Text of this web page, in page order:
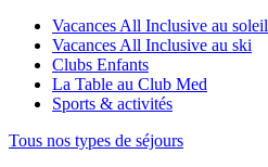
Vacances All Inclusive au soleil
Vacances All Inclusive au ski
Clubs Enfants
La Table au Club Med
Sports & activités
Tous nos types de séjours